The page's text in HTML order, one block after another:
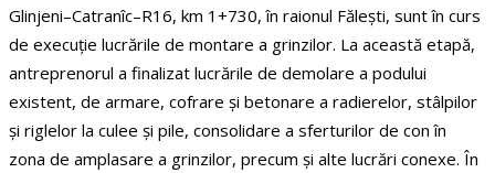
Glinjeni–Catranîc–R16, km 1+730, în raionul Fălești, sunt în curs
de execuție lucrările de montare a grinzilor. La această etapă,
antreprenorul a finalizat lucrările de demolare a podului
existent, de armare, cofrare și betonare a radierelor, stâlpilor
și riglelor la culee și pile, consolidare a sferturilor de con în
zona de amplasare a grinzilor, precum și alte lucrări conexe. În